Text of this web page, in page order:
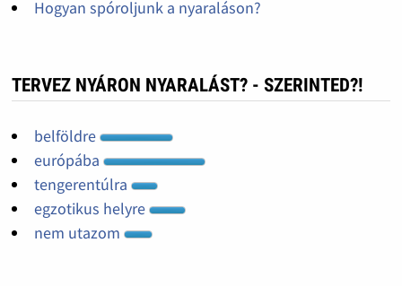
Hogyan spóroljunk a nyaraláson?
TERVEZ NYÁRON NYARALÁST? - SZERINTED?!
belföldre
európába
tengerentúlra
egzotikus helyre
nem utazom